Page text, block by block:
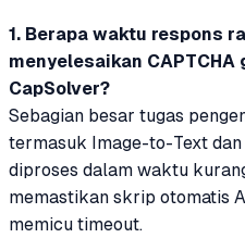
1. Berapa waktu respons
menyelesaikan
CapSolver?
Sebagian besar tugas
termasuk Image-to-Text
diproses dalam waktu
memastikan skrip otomatis
memicu timeout.